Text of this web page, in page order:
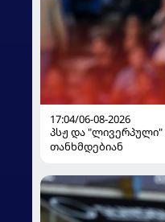
17:04/06-08-2026
პსჟ და
თანხმდებიან